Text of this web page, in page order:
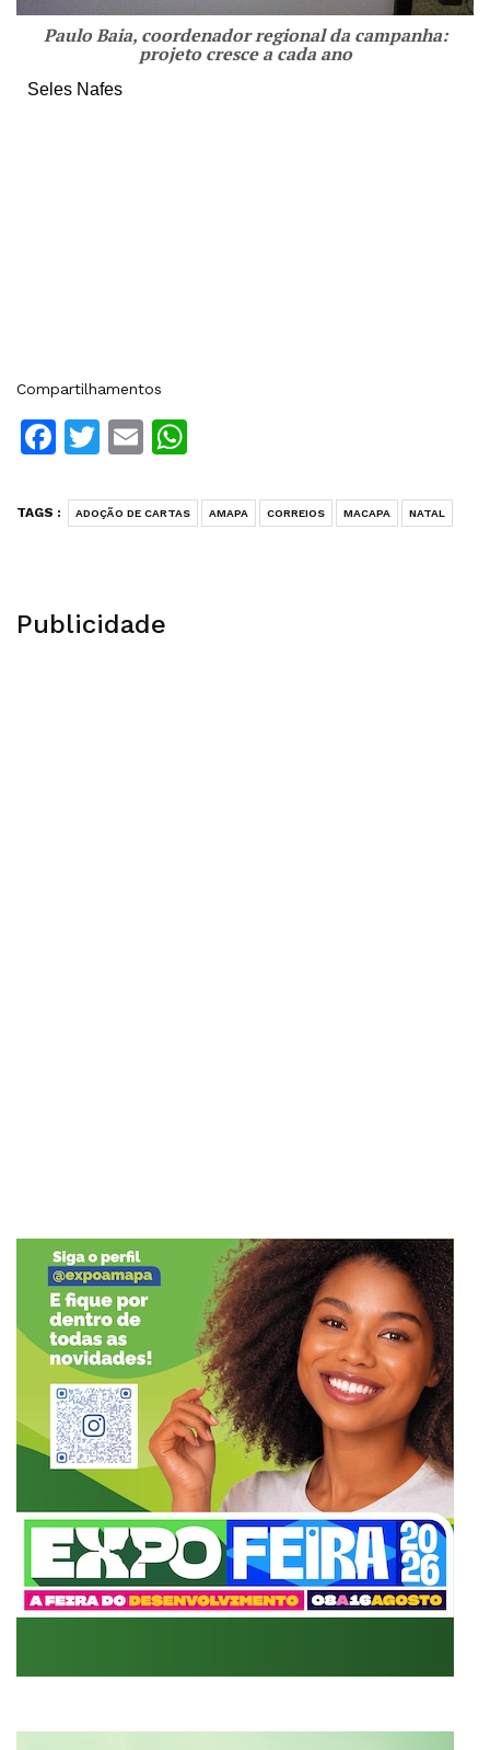
Paulo Baia, coordenador regional da campanha:
projeto cresce a cada ano
Seles Nafes
Compartilhamentos
Facebook
Twitter
Email
TAGS : ADOÇÃO DE CARTAS AMAPA CORREIOS MACAPA NATAL
Publicidade